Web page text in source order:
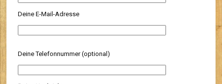
Deine E-Mail-Adresse
Deine Telefonnummer (optional)